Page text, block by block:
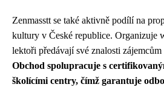
Zenmasstt se také aktivně podílí na
kultury v České republice. Organizuje
lektoři předávají své znalosti zájemcům
Obchod spolupracuje s
školícími centry, čímž garantuje